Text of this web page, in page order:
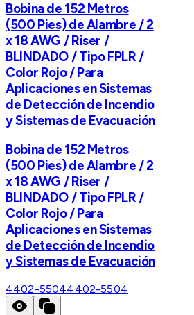
Bobina de 152 Metros
(500 Pies) de Alambre / 2
x 18 AWG / Riser /
BLINDADO / Tipo FPLR /
Color Rojo / Para
Aplicaciones en Sistemas
de Detección de Incendio
y Sistemas de Evacuación
Bobina de 152 Metros
(500 Pies) de Alambre / 2
x 18 AWG / Riser /
BLINDADO / Tipo FPLR /
Color Rojo / Para
Aplicaciones en Sistemas
de Detección de Incendio
y Sistemas de Evacuación
4402-55044402-5504